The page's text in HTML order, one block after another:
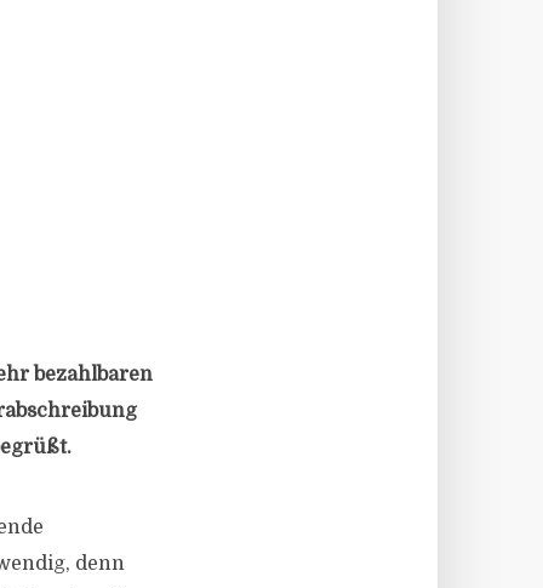
bezahlbaren
denn